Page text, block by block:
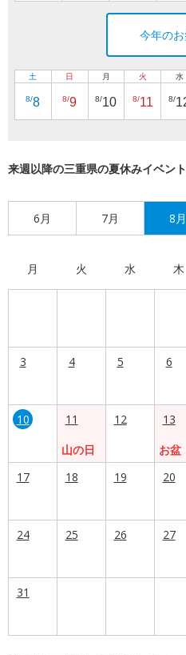
今年の
土
8/8
日
8/9
月
8/10
火
8/11
水
8/
来週以降の三重県の夏休みイベン
6月 7月 8月
月 火 水 木
3 4 5 6
10
11
山の日
12
13
お盆
17
18 19 20
24 25 26 27
31